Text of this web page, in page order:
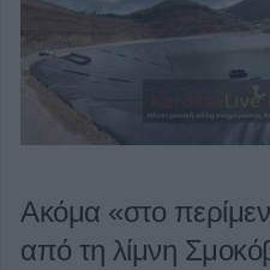
Ακόμα «στο
από τη λίμνη